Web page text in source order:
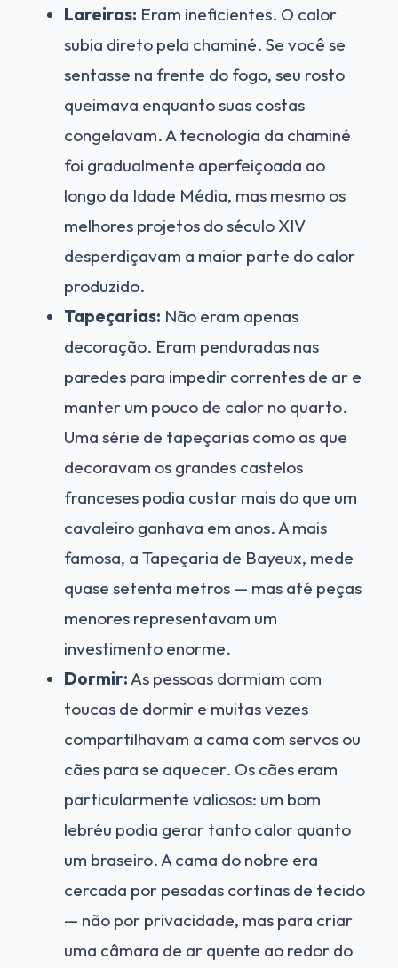
Lareiras: Eram ineficientes. O calor
subia direto pela chaminé. Se você se
sentasse na frente do fogo, seu rosto
queimava enquanto suas costas
congelavam. A tecnologia da chaminé
foi gradualmente aperfeiçoada ao
longo da Idade Média, mas mesmo os
melhores projetos do século XIV
desperdiçavam a maior parte do calor
produzido.
Tapeçarias: Não eram apenas
decoração. Eram penduradas nas
paredes para impedir correntes de ar e
manter um pouco de calor no quarto.
Uma série de tapeçarias como as que
decoravam os grandes castelos
franceses podia custar mais do que um
cavaleiro ganhava em anos. A mais
famosa, a Tapeçaria de Bayeux, mede
quase setenta metros — mas até peças
menores representavam um
investimento enorme.
Dormir:As pessoas dormiam com
toucas de dormir e muitas vezes
compartilhavam a cama com servos ou
cães para se aquecer. Os cães eram
particularmente valiosos: um bom
lebréu podia gerar tanto calor quanto
um braseiro. A cama do nobre era
cercada por pesadas cortinas de tecido
— não por privacidade, mas para criar
uma câmara de ar quente ao redor do